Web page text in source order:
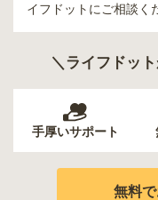
イフドットにご相談く
＼ライフドッ
手厚いサポート
無料